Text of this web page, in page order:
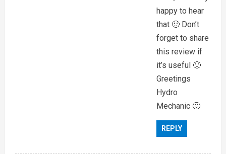
happy to hear
that 🙂 Don’t
forget to share
this review if
it’s useful 🙂
Greetings
Hydro
Mechanic 🙂
REPLY